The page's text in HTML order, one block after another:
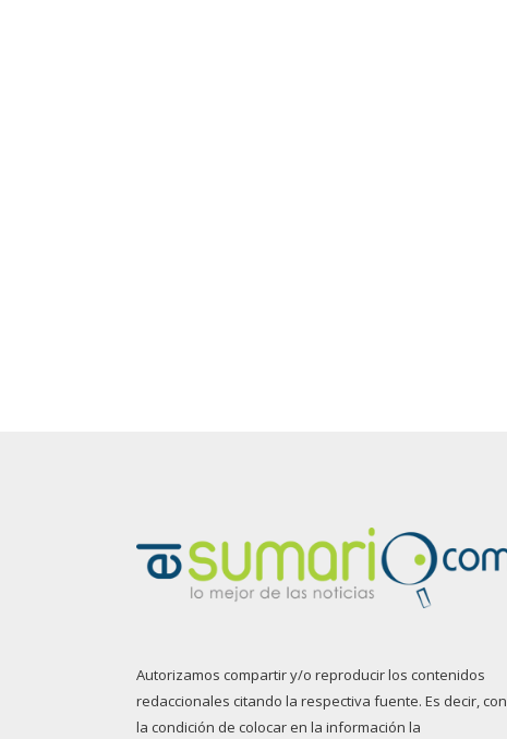
Autorizamos compartir y/o reproducir los contenidos
redaccionales citando la respectiva fuente. Es decir, con
la condición de colocar en la información la